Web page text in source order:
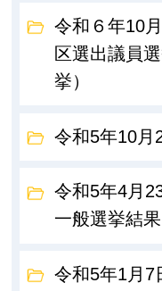
令和６年10
区選出議員
挙）
令和5年10
令和5年4月
一般選挙結果
令和5年1月